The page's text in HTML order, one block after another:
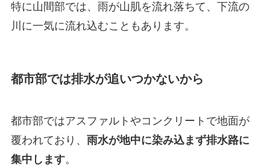
特に山間部では、雨が山肌を流れ落ちて、下流の
川に一気に流れ込むこともあります。
都市部では排水が追いつかないから
都市部ではアスファルトやコンクリートで地面が
覆われており、 雨水が地中に染み込まず排水路に
集中します。